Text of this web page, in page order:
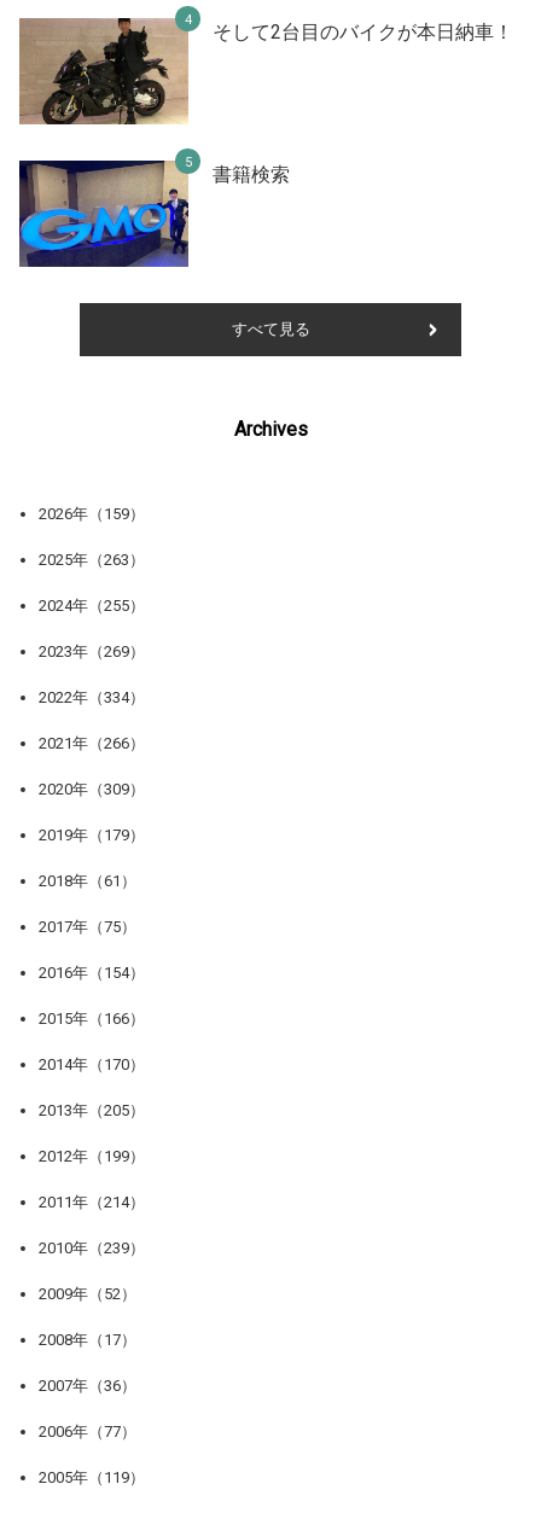
そして2台目のバイクが本日納車！
書籍検索
すべて見る
Archives
2026年（159）
2025年（263）
2024年（255）
2023年（269）
2022年（334）
2021年（266）
2020年（309）
2019年（179）
2018年（61）
2017年（75）
2016年（154）
2015年（166）
2014年（170）
2013年（205）
2012年（199）
2011年（214）
2010年（239）
2009年（52）
2008年（17）
2007年（36）
2006年（77）
2005年（119）